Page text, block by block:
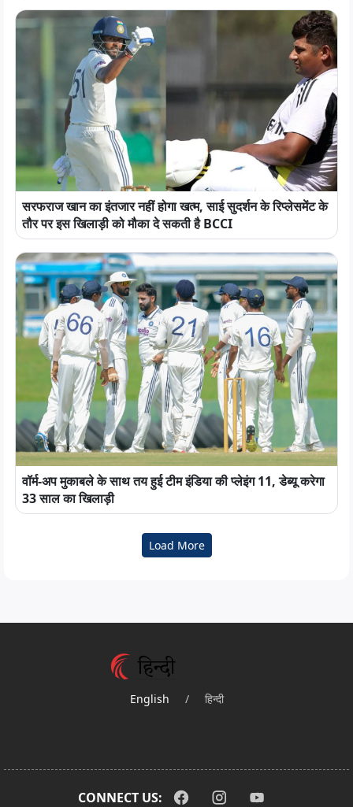
सरफराज खान का इंतजार नहीं होगा खत्म, साई सुदर्शन के रिप्लेसमेंट के
तौर पर इस खिलाड़ी को मौका दे सकती है BCCI
वॉर्म-अप मुकाबले के साथ तय हुई टीम इंडिया की प्लेइंग 11, डेब्यू करेगा
33 साल का खिलाड़ी
Load More
English / हिन्दी
CONNECT US: